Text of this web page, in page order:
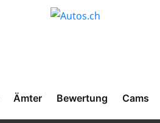
Ämter Bewertung Cams